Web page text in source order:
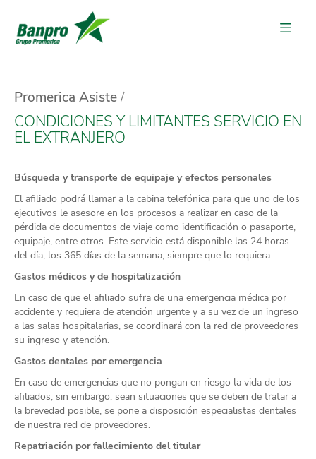
Promerica Asiste
CONDICIONES Y LIMITANTES SERVICIO EN
EL EXTRANJERO
Búsqueda y transporte de equipaje y efectos personales
El afiliado podrá llamar a la cabina telefónica para que uno de los
ejecutivos le asesore en los procesos a realizar en caso de la
pérdida de documentos de viaje como identificación o pasaporte,
equipaje, entre otros. Este servicio está disponible las 24 horas
del día, los 365 días de la semana, siempre que lo requiera.
Gastos médicos y de hospitalización
En caso de que el afiliado sufra de una emergencia médica por
accidente y requiera de atención urgente y a su vez de un ingreso
a las salas hospitalarias, se coordinará con la red de proveedores
su ingreso y atención.
Gastos dentales por emergencia
En caso de emergencias que no pongan en riesgo la vida de los
afiliados, sin embargo, sean situaciones que se deben de tratar a
la brevedad posible, se pone a disposición especialistas dentales
de nuestra red de proveedores.
Repatriación por fallecimiento del titular